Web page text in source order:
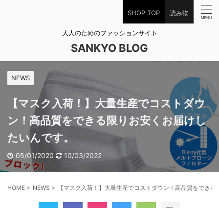
SHOP TOP 読み物
大人のためのファッションサイト
SANKYO BLOG
NEWS
【マスク入荷！】大量生産でコストダウ
ン！高品質をできる限りお安くお届けし
たいんです。
05/01/2020 10/03/2022
HOME > NEWS > 【マスク入荷！】大量生産でコストダウン！高品質をでき